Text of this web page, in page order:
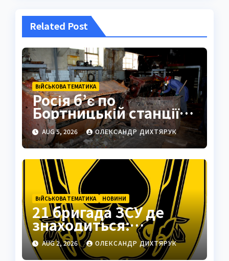
Related Post
ВІЙСЬКОВА ТЕМАТИКА
Росія б’є по
Бортницькій станції:
експерт попередив
про катастрофу
AUG 5, 2026 ОЛЕКСАНДР ДИХТЯРУК
ВІЙСЬКОВА ТЕМАТИКА НОВИНИ
21 бригада ЗСУ де
знаходиться:
Подільськ як
стратегічний центр
AUG 2, 2026 ОЛЕКСАНДР ДИХТЯРУК